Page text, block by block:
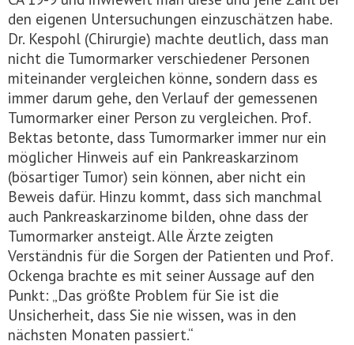
den eigenen Untersuchungen einzuschätzen habe.
Dr. Kespohl (Chirurgie) machte deutlich, dass man
nicht die Tumormarker verschiedener Personen
miteinander vergleichen könne, sondern dass es
immer darum gehe, den Verlauf der gemessenen
Tumormarker einer Person zu vergleichen. Prof.
Bektas betonte, dass Tumormarker immer nur ein
möglicher Hinweis auf ein Pankreaskarzinom
(bösartiger Tumor) sein können, aber nicht ein
Beweis dafür. Hinzu kommt, dass sich manchmal
auch Pankreaskarzinome bilden, ohne dass der
Tumormarker ansteigt. Alle Ärzte zeigten
Verständnis für die Sorgen der Patienten und Prof.
Ockenga brachte es mit seiner Aussage auf den
Punkt: „Das größte Problem für Sie ist die
Unsicherheit, dass Sie nie wissen, was in den
nächsten Monaten passiert.“